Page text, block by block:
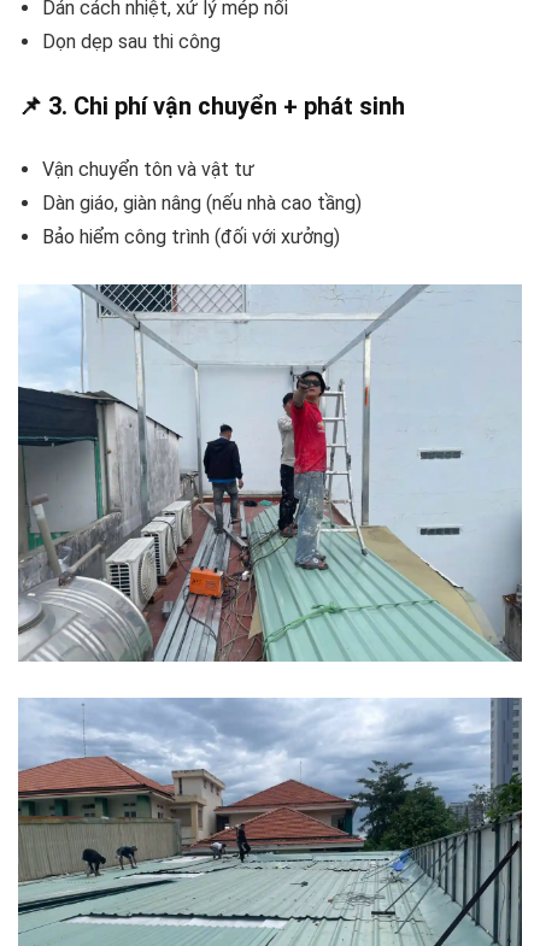
Dán cách nhiệt, xử lý mép nối
Dọn dẹp sau thi công
📌 3. Chi phí vận chuyển + phát sinh
Vận chuyển tôn và vật tư
Dàn giáo, giàn nâng (nếu nhà cao tầng)
Bảo hiểm công trình (đối với xưởng)